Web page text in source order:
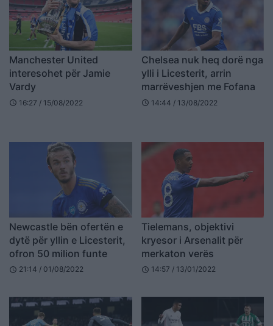
Manchester United
interesohet për Jamie
Vardy
schedule 16:27 / 15/08/2022
Chelsea nuk heq dorë nga
ylli i Licesterit, arrin
marrëveshjen me Fofana
schedule 14:44 / 13/08/2022
Newcastle bën ofertën e
dytë për yllin e Licesterit,
ofron 50 milion funte
schedule 21:14 / 01/08/2022
Tielemans, objektivi
kryesor i Arsenalit për
merkaton verës
schedule 14:57 / 13/01/2022